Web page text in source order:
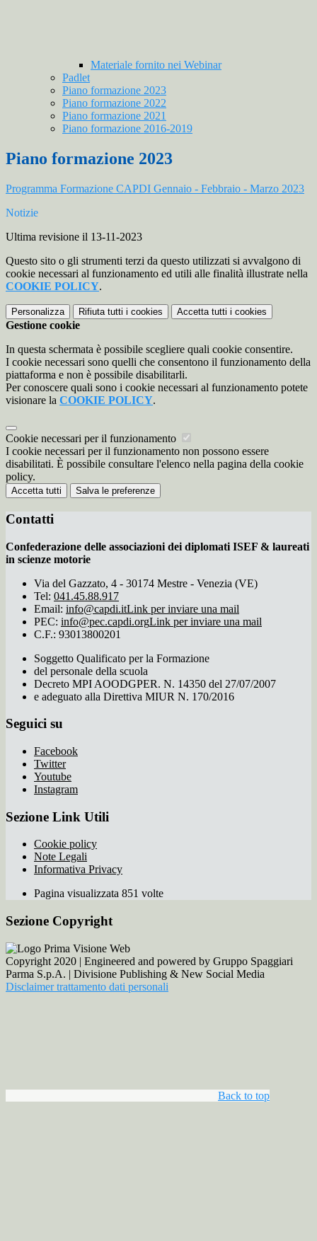
Materiale fornito nei Webinar
Padlet
Piano formazione 2023
Piano formazione 2022
Piano formazione 2021
Piano formazione 2016-2019
Piano formazione 2023
Programma Formazione CAPDI Gennaio - Febbraio - Marzo 2023
Notizie
Ultima revisione il 13-11-2023
Questo sito o gli strumenti terzi da questo utilizzati si avvalgono di
cookie necessari al funzionamento ed utili alle finalità illustrate nella
COOKIE POLICY.
Personalizza Rifiuta tutti i cookies Accetta tutti i cookies
Gestione cookie
In questa schermata è possibile scegliere quali cookie consentire.
I cookie necessari sono quelli che consentono il funzionamento della
piattaforma e non è possibile disabilitarli.
Per conoscere quali sono i cookie necessari al funzionamento potete
visionare la COOKIE POLICY.
Cookie necessari per il funzionamento
I cookie necessari per il funzionamento non possono essere
disabilitati. È possibile consultare l'elenco nella pagina della cookie
policy.
Accetta tutti Salva le preferenze
Contatti
Confederazione delle associazioni dei diplomati ISEF & laureati
in scienze motorie
Via del Gazzato, 4 - 30174 Mestre - Venezia (VE)
Tel: 041.45.88.917
Email: info@capdi.itLink per inviare una mail
PEC: info@pec.capdi.orgLink per inviare una mail
C.F.: 93013800201
Soggetto Qualificato per la Formazione
del personale della scuola
Decreto MPI AOODGPER. N. 14350 del 27/07/2007
e adeguato alla Direttiva MIUR N. 170/2016
Seguici su
Facebook
Twitter
Youtube
Instagram
Sezione Link Utili
Cookie policy
Note Legali
Informativa Privacy
Pagina visualizzata 851 volte
Sezione Copyright
Copyright 2020 | Engineered and powered by Gruppo Spaggiari
Parma S.p.A. | Divisione Publishing & New Social Media
Disclaimer trattamento dati personali
Back to top